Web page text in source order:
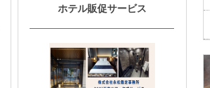
ホテル販促サービス